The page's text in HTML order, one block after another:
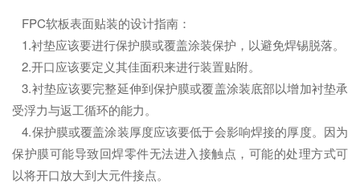
FPC软板表面贴装的设计指南：
1.衬垫应该要进行保护膜或覆盖涂装保护，以避免焊锡脱落。
2.开口应该要定义其佳面积来进行装置贴附。
3.衬垫应该要完整延伸到保护膜或覆盖涂装底部以增加衬垫承
受浮力与返工循环的能力。
4.保护膜或覆盖涂装厚度应该要低于会影响焊接的厚度。因为
保护膜可能导致回焊零件无法进入接触点，可能的处理方式可
以将开口放大到大元件接点。